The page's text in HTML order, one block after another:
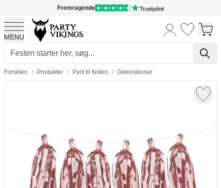
Fremragende
MENU
Skip to Content
Forsiden / Produkter / Pynt til festen / Dekorationer